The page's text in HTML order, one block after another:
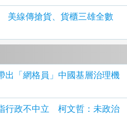
美線傳搶貨、貨櫃三雄全數
「網格員」中國基層治理機
行政不中立 柯文哲：未政治